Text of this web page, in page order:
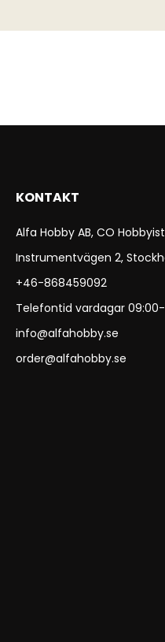
KONTAKT
Alfa Hobby AB, CO
Instrumentvägen 2,
+46-868459092
Telefontid vardagar 09:00-
info@alfahobby.se
order@alfahobby.se